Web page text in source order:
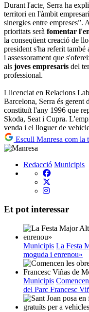
Durant l'acte, Serra ha
territori en l'àmbit
sinergies entre empreses”.
prioritats serà fomentar
la conseqüent creació de
president s'ha referit també
i assessorament que
als joves empresaris del
professional.
Llicenciat en Relacions
Barcelona, Serra és gerent
constituït l'any 1996 que
Skoda, Seat i Cupra.
venda i el lloguer de
Escull Manresa com la
Redacció Municipis
Et pot interessar
Municipis La Festa
moguda i enrenou»
Municipis
del Parc Francesc